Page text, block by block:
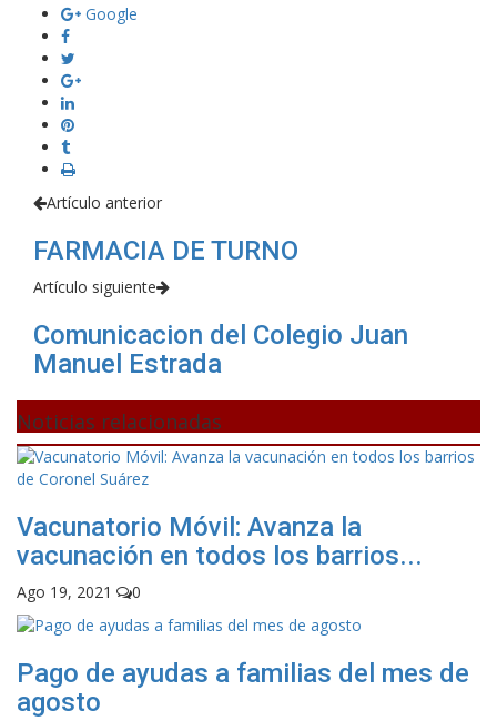
Google
Artículo anterior
FARMACIA DE TURNO
Artículo siguiente
Comunicacion del Colegio Juan
Manuel Estrada
Noticias relacionadas
Vacunatorio Móvil: Avanza la
vacunación en todos los barrios...
Ago 19, 2021 0
Pago de ayudas a familias del mes de
agosto